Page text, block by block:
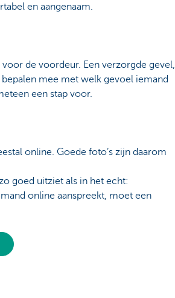
en aangenaam.
de voordeur. Een verzorgde gevel,
mee met welk gevoel iemand
een stap voor.
online. Goede foto’s zijn daarom
goed uitziet als in het echt:
online aanspreekt, moet een